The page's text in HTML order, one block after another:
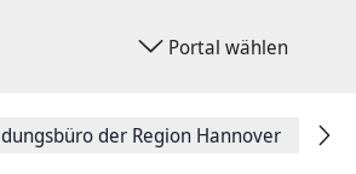
Portal wählen
der Region Hannover